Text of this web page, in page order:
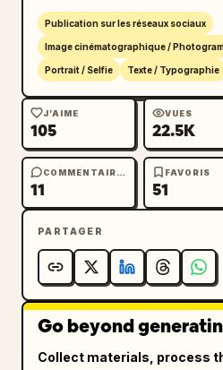
Publication sur les réseaux sociaux
Image cinématographique /
Portrait / Selfie Texte / Typographie
J’AIME
105
VUES
22.5K
COMMENTAIRES
11
FAVORIS
51
PARTAGER
Go beyond
Collect materials, process